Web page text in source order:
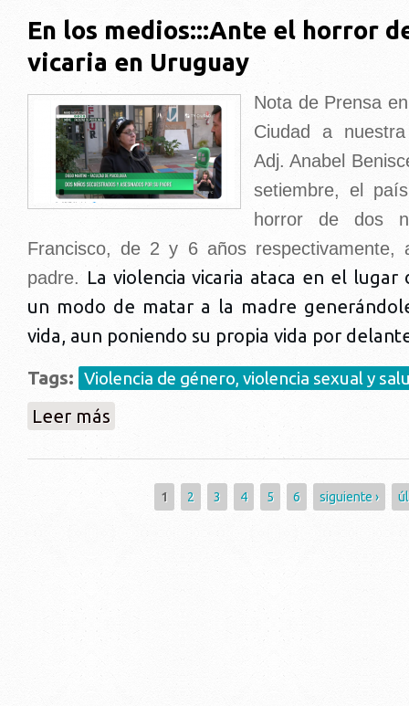
En los medios:::Ante el horror
vicaria en Uruguay
Nota de Prensa
Ciudad a
Adj. Anabel
setiembre, el
horror de dos
Francisco, de 2 y 6 años respectivamente,
padre. La violencia vicaria ataca en el lugar
un modo de matar a la madre
vida, aun poniendo su propia vida por
Tags: Violencia de género, violencia sexual y
Leer más
1 2 3 4 5 6 siguiente ›